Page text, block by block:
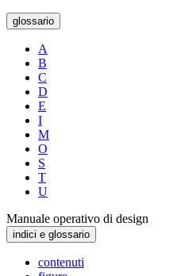
glossario
A
B
C
D
E
I
M
O
S
T
U
Manuale operativo di design
indici e glossario
contenuti